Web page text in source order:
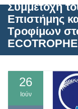
Συμμετοχή
Επιστήμης
Τροφίμων
26
Ιούν